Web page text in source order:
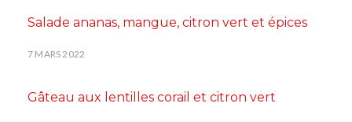
Salade ananas, mangue, citron vert et épices
7 MARS 2022
Gâteau aux lentilles corail et citron vert